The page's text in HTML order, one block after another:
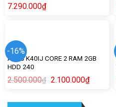
7.290.000₫
-16%
ASUS K40IJ CORE 2 RAM 2GB
HDD 240
2.500.000₫ 2.100.000₫